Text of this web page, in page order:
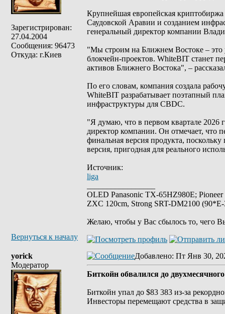
Зарегистрирован:
27.04.2004
Сообщения: 96473
Откуда: г.Киев
Крупнейшая европейская
Саудовской Аравии и созданием
генеральный директор компании
"Мы строим на Ближнем Востоке – это
блокчейн-проектов. WhiteBIT станет
активов Ближнего Востока", –
По его словам, компания создала
WhiteBIT разрабатывает поэтапный
инфраструктуры для CBDC.
"Я думаю, что в первом квартале 2026
директор компании. Он отмечает, что
финальная версия продукта, поскольку
версия, пригодная для реального
Источник:
liga
OLED Panasonic TX-65HZ980E;
ZXC 120cm, Strong SRT-DM2100
Желаю, чтобы у Вас сбылось то, чего
Вернуться к началу
yorick
Модератор
Добавлено: Пт Янв 30,
Биткойн обвалился до
Биткойн упал до $83 383 из-за
Инвесторы перемещают средства в